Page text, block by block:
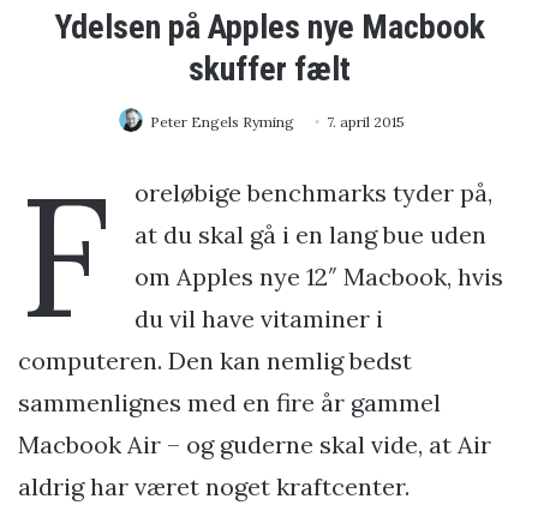
Ydelsen på Apples nye Macbook
skuffer fælt
Peter Engels Ryming 7. april 2015
F
oreløbige benchmarks tyder på,
at du skal gå i en lang bue uden
om Apples nye 12″ Macbook, hvis
du vil have vitaminer i
computeren. Den kan nemlig bedst
sammenlignes med en fire år gammel
Macbook Air – og guderne skal vide, at Air
aldrig har været noget kraftcenter.